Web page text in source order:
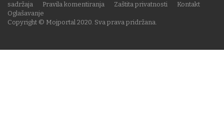
Copyright © Mojportal 2020. Sva prava pridržana.
sadržaja
Pravila komentiranja Zaštita privatnosti
Kontakt
Oglašavanje